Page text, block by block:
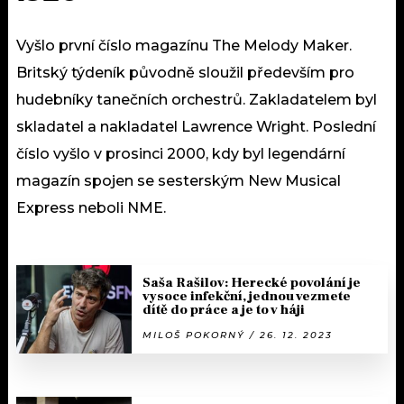
Vyšlo první číslo magazínu The Melody Maker.
Britský týdeník původně sloužil především pro
hudebníky tanečních orchestrů. Zakladatelem byl
skladatel a nakladatel Lawrence Wright. Poslední
číslo vyšlo v prosinci 2000, kdy byl legendární
magazín spojen se sesterským New Musical
Express neboli NME.
Saša Rašilov: Herecké povolání je
vysoce infekční, jednou vezmete
dítě do práce a je to v háji
MILOŠ POKORNÝ / 26. 12. 2023